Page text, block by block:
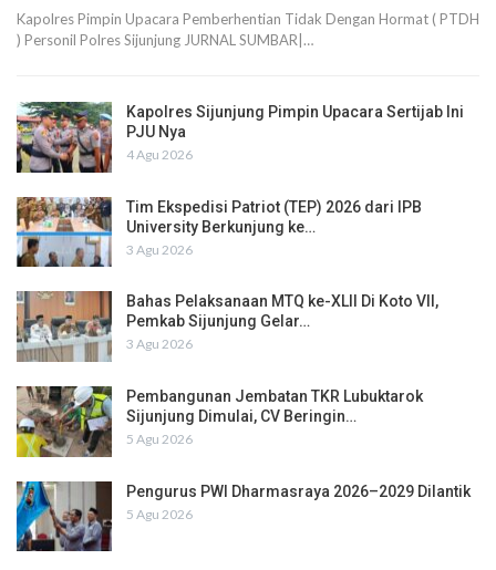
Kapolres Pimpin Upacara Pemberhentian Tidak Dengan Hormat ( PTDH
) Personil Polres Sijunjung JURNAL SUMBAR|…
Kapolres Sijunjung Pimpin Upacara Sertijab Ini
PJU Nya
4 Agu 2026
Tim Ekspedisi Patriot (TEP) 2026 dari IPB
University Berkunjung ke…
3 Agu 2026
Bahas Pelaksanaan MTQ ke-XLII Di Koto VII,
Pemkab Sijunjung Gelar…
3 Agu 2026
Pembangunan Jembatan TKR Lubuktarok
Sijunjung Dimulai, CV Beringin…
5 Agu 2026
Pengurus PWI Dharmasraya 2026–2029 Dilantik
5 Agu 2026